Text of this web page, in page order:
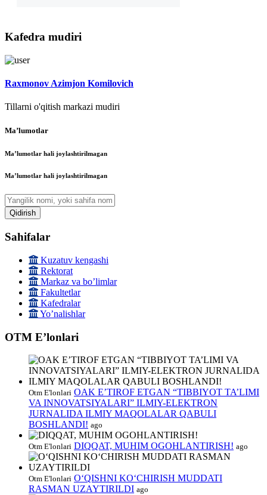
Kafedra mudiri
Raxmonov Azimjon Komilovich
Tillarni o'qitish markazi mudiri
Maʼlumotlar
Maʼlumotlar hali joylashtirilmagan
Maʼlumotlar hali joylashtirilmagan
Qidirish
Sahifalar
Kuzatuv kengashi
Rektorat
Markaz va boʼlimlar
Fakultetlar
Kafedralar
Yoʼnalishlar
OTM Eʼlonlari
Otm E'lonlari OAK E’TIROF ETGAN “TIBBIYOT TA’LIMI
VA INNOVATSIYALARI” ILMIY-ELEKTRON
JURNALIDA ILMIY MAQOLALAR QABULI
BOSHLANDI! ago
Otm E'lonlari DIQQAT, MUHIM OGOHLANTIRISH! ago
Otm E'lonlari O‘QISHNI KO‘CHIRISH MUDDATI
RASMAN UZAYTIRILDI ago